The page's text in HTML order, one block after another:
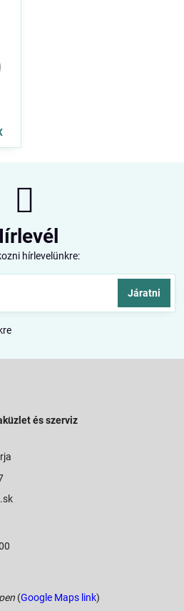
hírlevelünkre:
Járatni
és szerviz
(Google Maps link)